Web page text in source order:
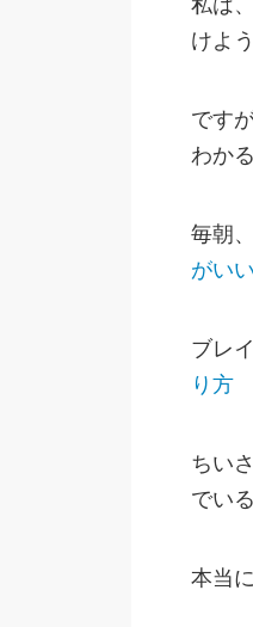
私は
けよ
です
わか
毎朝
がい
ブレ
り方
ちい
でい
本当